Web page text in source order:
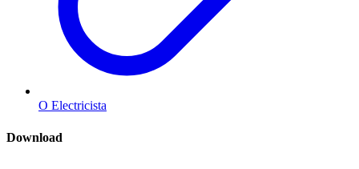
O Electricista
Download